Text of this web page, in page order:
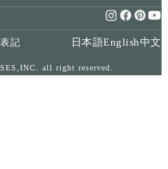
記 日本語English中文
all right reserved.